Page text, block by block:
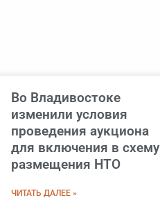
Во Владивостоке
изменили условия
проведения аукциона
для включения в схему
размещения НТО
ЧИТАТЬ ДАЛЕЕ »